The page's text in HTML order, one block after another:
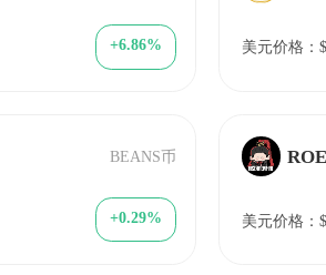
+6.86%
BEANS币
+0.29%
美元价格：
美元价格：